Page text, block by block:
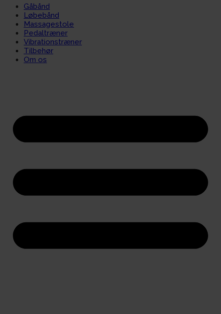
Gåbånd
Løbebånd
Massagestole
Pedaltræner
Vibrationstræner
Tilbehør
Om os